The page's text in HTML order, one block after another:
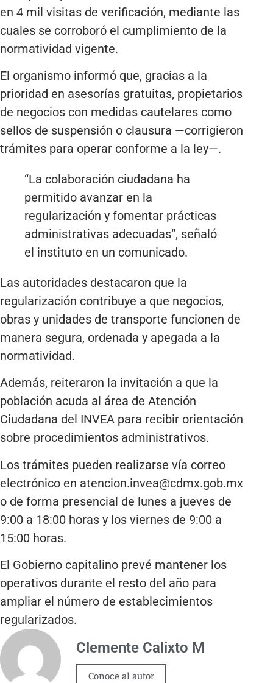
en 4 mil visitas de verificación, mediante las
cuales se corroboró el cumplimiento de la
normatividad vigente.
El organismo informó que, gracias a la
prioridad en asesorías gratuitas, propietarios
de negocios con medidas cautelares como
sellos de suspensión o clausura —corrigieron
trámites para operar conforme a la ley—.
“La colaboración ciudadana ha
permitido avanzar en la
regularización y fomentar prácticas
administrativas adecuadas”, señaló
el instituto en un comunicado.
Las autoridades destacaron que la
regularización contribuye a que negocios,
obras y unidades de transporte funcionen de
manera segura, ordenada y apegada a la
normatividad.
Además, reiteraron la invitación a que la
población acuda al área de Atención
Ciudadana del INVEA para recibir orientación
sobre procedimientos administrativos.
Los trámites pueden realizarse vía correo
electrónico en atencion.invea@cdmx.gob.mx
o de forma presencial de lunes a jueves de
9:00 a 18:00 horas y los viernes de 9:00 a
15:00 horas.
El Gobierno capitalino prevé mantener los
operativos durante el resto del año para
ampliar el número de establecimientos
regularizados.
Clemente Calixto M
Conoce al autor